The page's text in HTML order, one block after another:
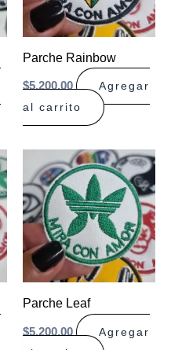
Parche Rainbow
$5.200,00
Agregar
al carrito
Parche Leaf
$5.200,00
Agregar